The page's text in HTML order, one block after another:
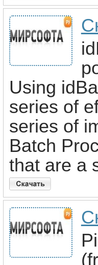
Using
series of
series of
Batch
that are a